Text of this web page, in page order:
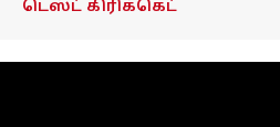
டெஸ்ட் கிரிக்கெட்